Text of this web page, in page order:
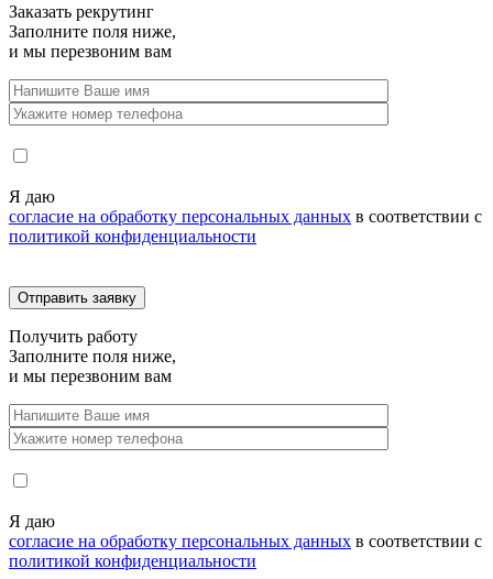
Заказать рекрутинг
Заполните поля ниже,
и мы перезвоним вам
Я даю
согласие на обработку персональных данных в соответствии с
политикой конфиденциальности
Получить работу
Заполните поля ниже,
и мы перезвоним вам
Я даю
согласие на обработку персональных данных в соответствии с
политикой конфиденциальности